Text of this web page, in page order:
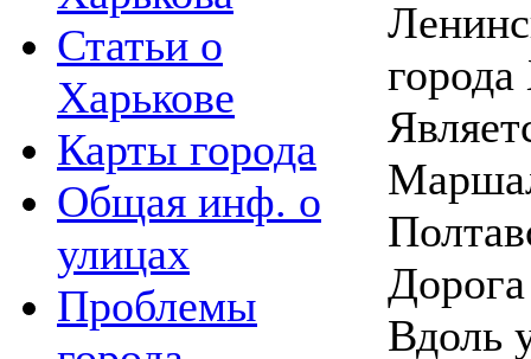
Статьи о
Харькове
Карты города
Общая инф. о
улицах
Проблемы
города
Вдоль